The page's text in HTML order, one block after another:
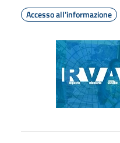
Accesso all'informazione